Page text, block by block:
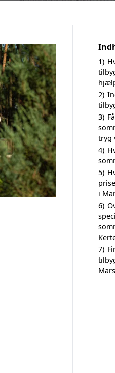
1)
2)
3)
tryg
4)
5)
i
6)
7)